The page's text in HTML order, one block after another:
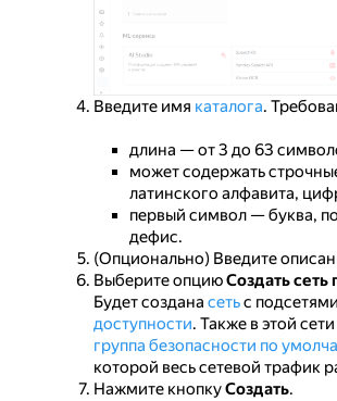
Введите имя каталога.
длина — от 3 до 63
может содержать
латинского алфавита,
первый символ — буква,
дефис.
(Опционально) Введите
Выберите опциюСоздать
Будет создана сетьс
доступности. Также в этой
группа безопасности по
которой весь сетевой трафик
Нажмите кнопкуСоздать.